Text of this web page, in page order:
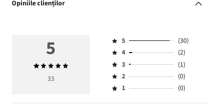
Opiniile clienților
5
Evaluarea
medie
33
Evaluare
5,
numărul
de
voturi
30.
5
(30)
Evaluare
4,
numărul
de
2.
4
(2)
Evaluare
3,
numărul
3
(1)
Evaluare
2,
2
(0)
Evaluare
1,
1 (0)